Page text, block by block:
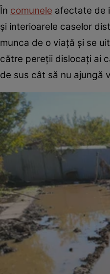
În comunele afectate de
și interioarele caselor
munca de o viață și se
către pereții dislocați ai
de sus cât să nu ajungă